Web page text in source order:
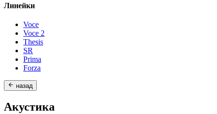
Линейки
Voce
Voce 2
Thesis
SR
Prima
Forza
назад
Акустика